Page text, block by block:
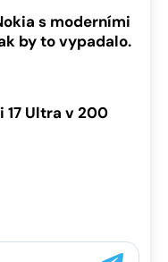
s moderními
by to vypadalo.
17 Ultra v 200